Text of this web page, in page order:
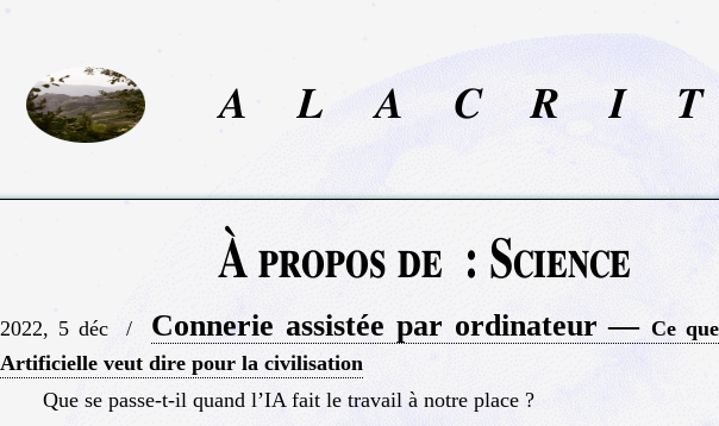
A L A C R I T
À propos de : Science
2022, 5 déc/ Connerie assistée par ordinateur —Ce
Artificielle veut dire pour la civilisation
Que se passe-t-il quand l’IA fait le travail à notre place ?